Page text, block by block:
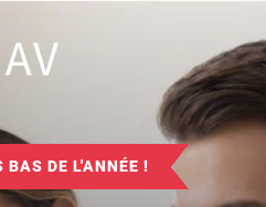
BAS DE L'ANNÉE !